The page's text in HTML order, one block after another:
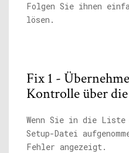
Folgen Sie ihnen
lösen.
Fix 1 -
Kontrolle über
Wenn Sie in die Liste
Setup-Datei
Fehler angezeigt.